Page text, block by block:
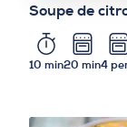
Soupe de
10 min20 min4